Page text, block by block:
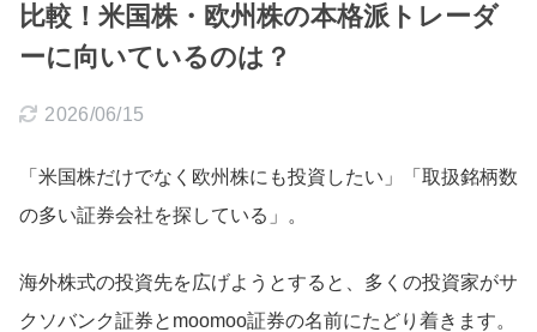
比較！米国株・欧州株の本格派トレーダ
ーに向いているのは？
2026/06/15
「米国株だけでなく欧州株にも投資したい」「取扱銘柄数
の多い証券会社を探している」。
海外株式の投資先を広げようとすると、多くの投資家がサ
クソバンク証券とmoomoo証券の名前にたどり着きます。